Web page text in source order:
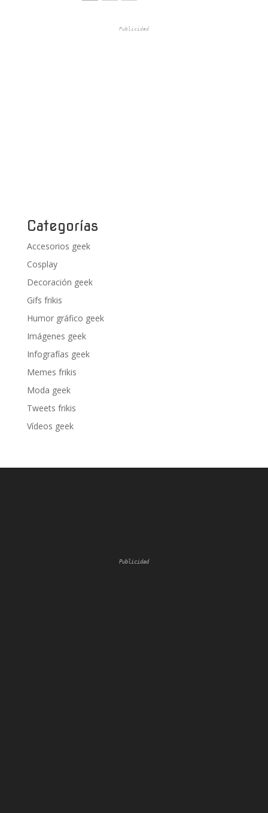
Publicidad
Categorías
Accesorios geek
Cosplay
Decoración geek
Gifs frikis
Humor gráfico geek
Imágenes geek
Infografías geek
Memes frikis
Moda geek
Tweets frikis
Vídeos geek
Publicidad